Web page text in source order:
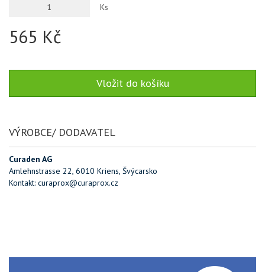
Ks
565 Kč
VÝROBCE/ DODAVATEL
Curaden AG
Amlehnstrasse 22, 6010 Kriens, Švýcarsko
Kontakt: curaprox@curaprox.cz